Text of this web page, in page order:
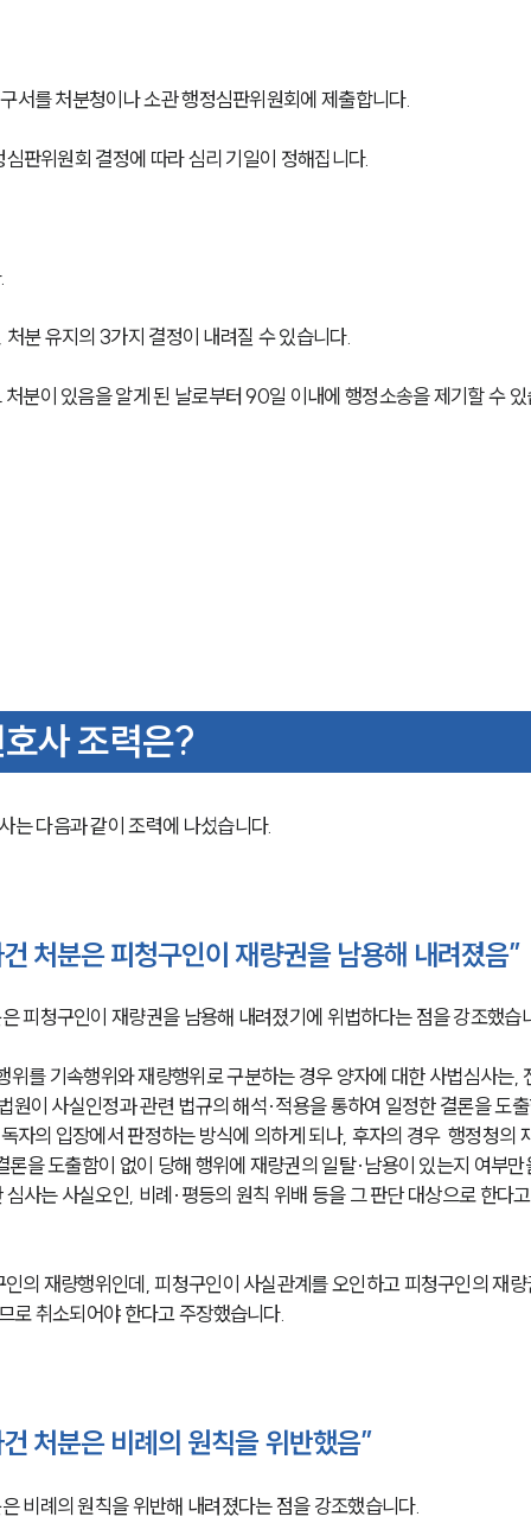
서를 처분청이나 소관 행정심판위원회에 제출합니다.
판위원회 결정에 따라 심리 기일이 정해집니다.
분 유지의 3가지 결정이 내려질 수 있습니다.
분이 있음을 알게 된 날로부터 90일 이내에 행정소송을 제기할 수
사 조력은?
는 다음과 같이 조력에 나섰습니다.
처분은 피청구인이 재량권을 남용해 내려졌음”
피청구인이 재량권을 남용해 내려졌기에 위법하다는 점을 강조했습
를 기속행위와 재량행위로 구분하는 경우 양자에 대한 사법심사는,
원이 사실인정과 관련 법규의 해석·적용을 통하여 일정한 결론을 도
자의 입장에서 판정하는 방식에 의하게 되나, 후자의 경우  행정청의
을 도출함이 없이 당해 행위에 재량권의 일탈·남용이 있는지 여부만
사는 사실오인, 비례·평등의 원칙 위배 등을 그 판단 대상으로 한다
의 재량행위인데, 피청구인이 사실관계를 오인하고 피청구인의 재
로 취소되어야 한다고 주장했습니다.
처분은 비례의 원칙을 위반했음”
비례의 원칙을 위반해 내려졌다는 점을 강조했습니다.